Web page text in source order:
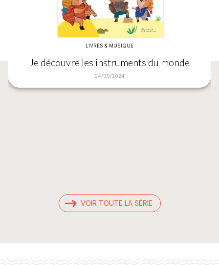
LIVRES & MUSIQUE
Je découvre les instruments du monde
04/09/2024
VOIR TOUTE LA SÉRIE